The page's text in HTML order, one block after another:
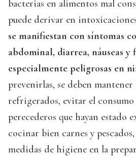
bacterias en alimentos mal
puede derivar en
se manifiestan con síntomas
abdominal, diarrea, náuseas y
especialmente peligrosas en
prevenirlas, se deben
refrigerados, evitar el
perecederos que hayan estado
cocinar bien carnes y
medidas de higiene en la